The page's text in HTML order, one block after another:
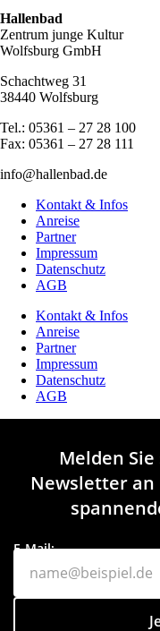
Hallenbad
Zentrum junge Kultur
Wolfsburg GmbH
Schachtweg 31
38440 Wolfsburg
Tel.: 05361 – 27 28 100
Fax: 05361 – 27 28 111
info@hallenbad.de
Kontakt & Infos
Anreise
Partner
Impressum
Datenschutz
AGB
Kontakt & Infos
Anreise
Partner
Impressum
Datenschutz
AGB